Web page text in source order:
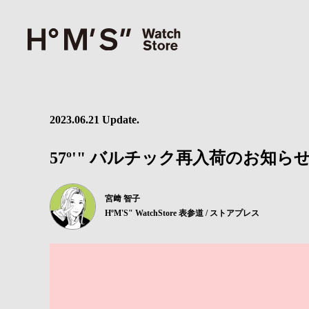
2023.06.21 Update.
57º'" バルチック再入荷のお知ら
宮﨑 智子
HºM'S" WatchStore 表参道 / ストアプレス